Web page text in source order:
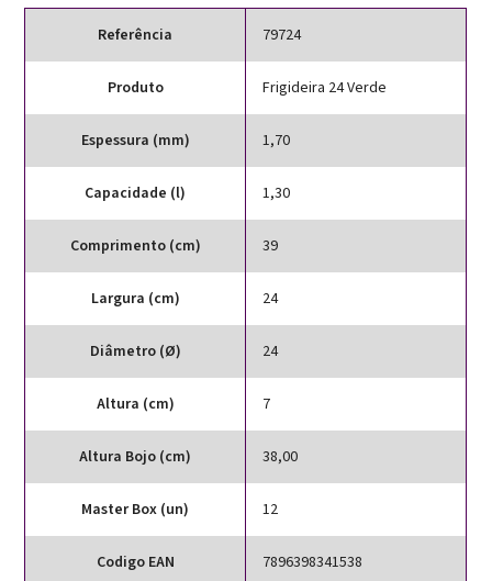
Referência 79724
Produto Frigideira 24 Verde
Espessura (mm) 1,70
Capacidade (l) 1,30
Comprimento (cm) 39
Largura (cm) 24
Diâmetro (Ø) 24
Altura (cm) 7
Altura Bojo (cm) 38,00
Master Box (un) 12
Codigo EAN 7896398341538